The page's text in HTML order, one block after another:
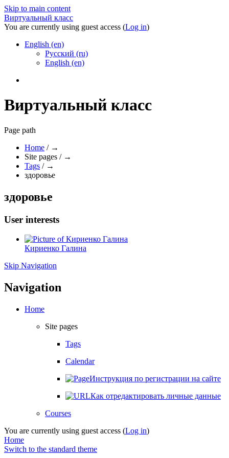
Skip to main content
Виртуальный класс
You are currently using guest access (Log in)
English ‎(en)‎
Русский ‎(ru)‎
English ‎(en)‎
Виртуальный класс
Page path
Home / →
Site pages / →
Tags / →
здоровье
здоровье
User interests
Кириенко Галина
Skip Navigation
Navigation
Home
Site pages
Tags
Calendar
Инструкция по регистрации на сайте
Как отредактировать личные данные
Courses
You are currently using guest access (Log in)
Home
Switch to the standard theme